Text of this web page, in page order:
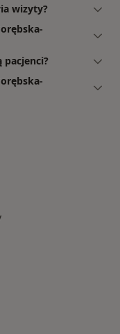
wizyty?
pacjenci?